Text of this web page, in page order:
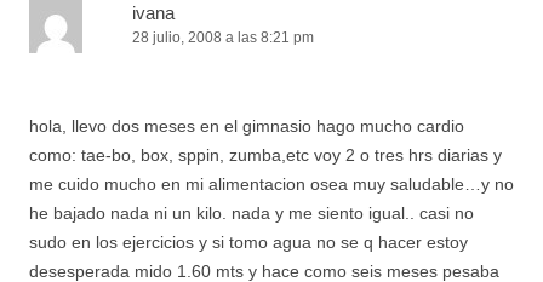
ivana
28 julio, 2008 a las 8:21 pm
hola, llevo dos meses en el gimnasio hago mucho cardio
como: tae-bo, box, sppin, zumba,etc voy 2 o tres hrs diarias y
me cuido mucho en mi alimentacion osea muy saludable…y no
he bajado nada ni un kilo. nada y me siento igual.. casi no
sudo en los ejercicios y si tomo agua no se q hacer estoy
desesperada mido 1.60 mts y hace como seis meses pesaba